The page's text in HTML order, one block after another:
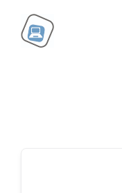
Inhalt
springen